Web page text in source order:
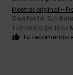
Mostrar original -
Conforto: 5 /5
Tamanho perfeito
Eu recomendo